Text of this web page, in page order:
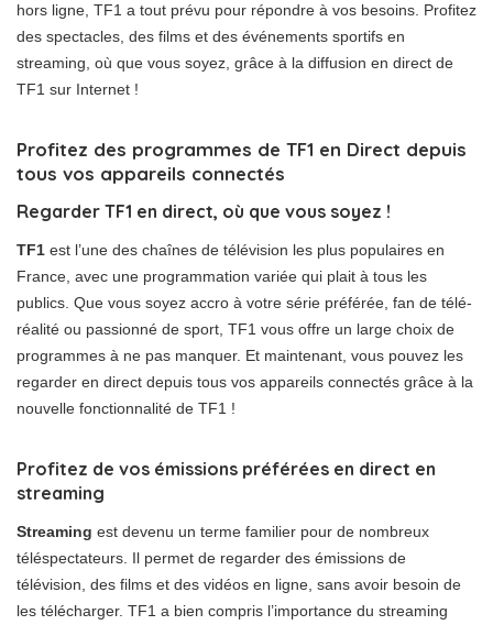
hors ligne, TF1 a tout prévu pour répondre à vos besoins. Profitez
des spectacles, des films et des événements sportifs en
streaming, où que vous soyez, grâce à la diffusion en direct de
TF1 sur Internet !
Profitez des programmes de TF1 en Direct depuis
tous vos appareils connectés
Regarder TF1 en direct, où que vous soyez !
TF1 est l’une des chaînes de télévision les plus populaires en
France, avec une programmation variée qui plait à tous les
publics. Que vous soyez accro à votre série préférée, fan de télé-
réalité ou passionné de sport, TF1 vous offre un large choix de
programmes à ne pas manquer. Et maintenant, vous pouvez les
regarder en direct depuis tous vos appareils connectés grâce à la
nouvelle fonctionnalité de TF1 !
Profitez de vos émissions préférées en direct en
streaming
Streaming est devenu un terme familier pour de nombreux
téléspectateurs. Il permet de regarder des émissions de
télévision, des films et des vidéos en ligne, sans avoir besoin de
les télécharger. TF1 a bien compris l’importance du streaming